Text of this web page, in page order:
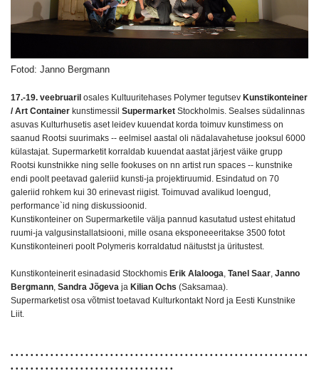
Fotod: Janno Bergmann
17.-19. veebruaril osales Kultuuritehases Polymer tegutsev Kunstikonteiner
/ Art Container kunstimessil Supermarket Stockholmis. Sealses südalinnas
asuvas Kulturhusetis aset leidev kuuendat korda toimuv kunstimess on
saanud Rootsi suurimaks -- eelmisel aastal oli nädalavahetuse jooksul 6000
külastajat. Supermarketit korraldab kuuendat aastat järjest väike grupp
Rootsi kunstnikke ning selle fookuses on nn artist run spaces -- kunstnike
endi poolt peetavad galeriid kunsti-ja projektiruumid. Esindatud on 70
galeriid rohkem kui 30 erinevast riigist. Toimuvad avalikud loengud,
performance`id ning diskussioonid.
Kunstikonteiner on Supermarketile välja pannud kasutatud ustest ehitatud
ruumi-ja valgusinstallatsiooni, mille osana eksponeeeritakse 3500 fotot
Kunstikonteineri poolt Polymeris korraldatud näitustst ja üritustest.
Kunstikonteinerit esinadasid Stockhomis Erik Alalooga, Tanel Saar, Janno
Bergmann, Sandra Jõgeva ja Kilian Ochs (Saksamaa).
Supermarketist osa võtmist toetavad Kulturkontakt Nord ja Eesti Kunstnike
Liit.
• • • • • • • • • • • • • • • • • • • • • • • • • • • • • • • • • • • • • • • • • • • • • • • • • • • • • • • • • • • •
• • • • • • • • • • • • • • • • • • • • • • • • • • • • • • • • •